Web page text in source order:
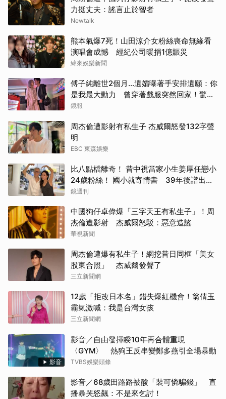
力挺丈夫：謠言止於智者
Newtalk
熊本氣爆7死！山田涼介女粉絲喪命無緣看
演唱會成憾 經紀公司暖捐1億賑災
緯來娛樂新聞
傅子純離世2個月...遺孀曝著手安排遺願：你
是我最大動力 曾穿著戲服突然回家！驚人
原因曝光
鏡報
周杰倫遭影射有私生子 杰威爾怒發132字聲
明
EBC 東森娛樂
比八點檔離奇！ 昔中視當家小生姜厚任戀小
24歲粉絲！ 國小就寄情書 39年後譜出
「叔姪戀」
鏡週刊
中國狗仔卓偉爆「三字天王有私生子」！周
杰倫遭影射 杰威爾怒駁：惡意造謠
華視新聞
周杰倫遭爆有私生子！網挖昔日同框「美女
股東合照」 杰威爾發聲了
三立新聞網
12歲「拒改日本名」錯失爆紅機會！翁倩玉
霸氣激喊：我是台灣女孩
三立新聞網
影音
影音／自由發揮睽10年再合體重現
〈GYM〉 熱狗王反串變鄭多燕引全場暴動
TVBS娛樂頭條
影音／68歲田路路被酸「裝可憐騙錢」 直
播暴哭怒飆：不是來乞討！